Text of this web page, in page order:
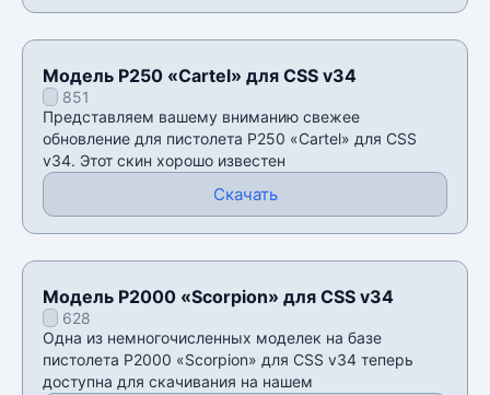
Модель P250 «Cartel» для CSS v34
851
Представляем вашему вниманию свежее
обновление для пистолета P250 «Cartel» для CSS
v34. Этот скин хорошо известен
Скачать
Модель P2000 «Scorpion» для CSS v34
628
Одна из немногочисленных моделек на базе
пистолета P2000 «Scorpion» для CSS v34 теперь
доступна для скачивания на нашем